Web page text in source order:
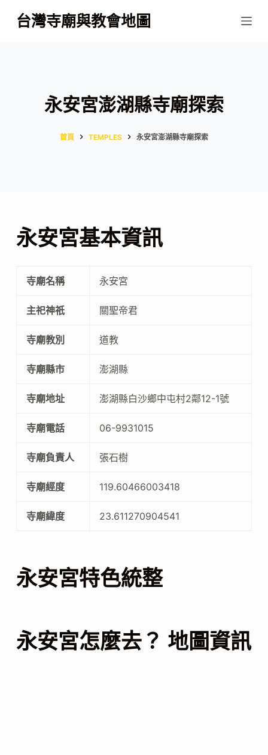
跳
至
台灣寺廟與教會地圖
永安宮澎湖縣寺廟探索
首頁 TEMPLES 永安宮澎湖縣寺廟探索
永安宮基本資訊
寺廟名稱 永安宮
主祀神祇 關聖帝君
寺廟教別 道教
寺廟縣市 澎湖縣
寺廟地址 澎湖縣白沙鄉中屯村2鄰12-1號
寺廟電話 06-9931015
寺廟負責人 張石樹
寺廟經度 119.60466003418
寺廟緯度 23.611270904541
永安宮特色統整
永安宮怎麼去？ 地圖資訊